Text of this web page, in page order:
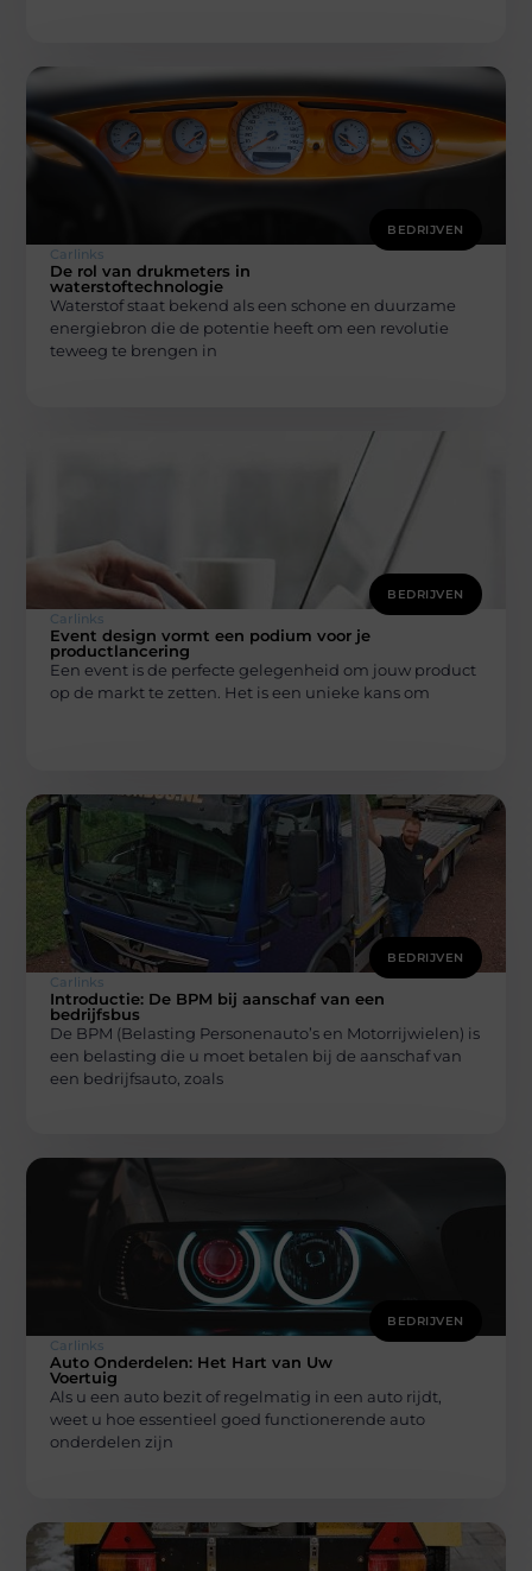
BEDRIJVEN
Carlinks
De rol van drukmeters in
waterstoftechnologie
Waterstof staat bekend als een schone en duurzame
energiebron die de potentie heeft om een revolutie
teweeg te brengen in
BEDRIJVEN
Carlinks
Event design vormt een podium voor je
productlancering
Een event is de perfecte gelegenheid om jouw product
op de markt te zetten. Het is een unieke kans om
BEDRIJVEN
Carlinks
Introductie: De BPM bij aanschaf van een
bedrijfsbus
De BPM (Belasting Personenauto’s en Motorrijwielen) is
een belasting die u moet betalen bij de aanschaf van
een bedrijfsauto, zoals
BEDRIJVEN
Carlinks
Auto Onderdelen: Het Hart van Uw
Voertuig
Als u een auto bezit of regelmatig in een auto rijdt,
weet u hoe essentieel goed functionerende auto
onderdelen zijn